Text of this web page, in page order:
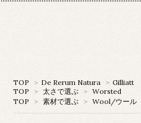
TOP > De Rerum Natura > Gilliatt
TOP
> 太さで選ぶ > Worsted
TOP
> 素材で選ぶ > Wool/ウール